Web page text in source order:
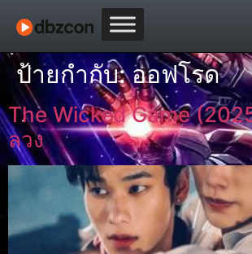
ป้ายกำกับ:ออฟโรด
The Wicked Game
ลวง